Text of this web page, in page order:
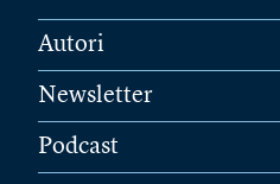
Autori
Newsletter
Podcast